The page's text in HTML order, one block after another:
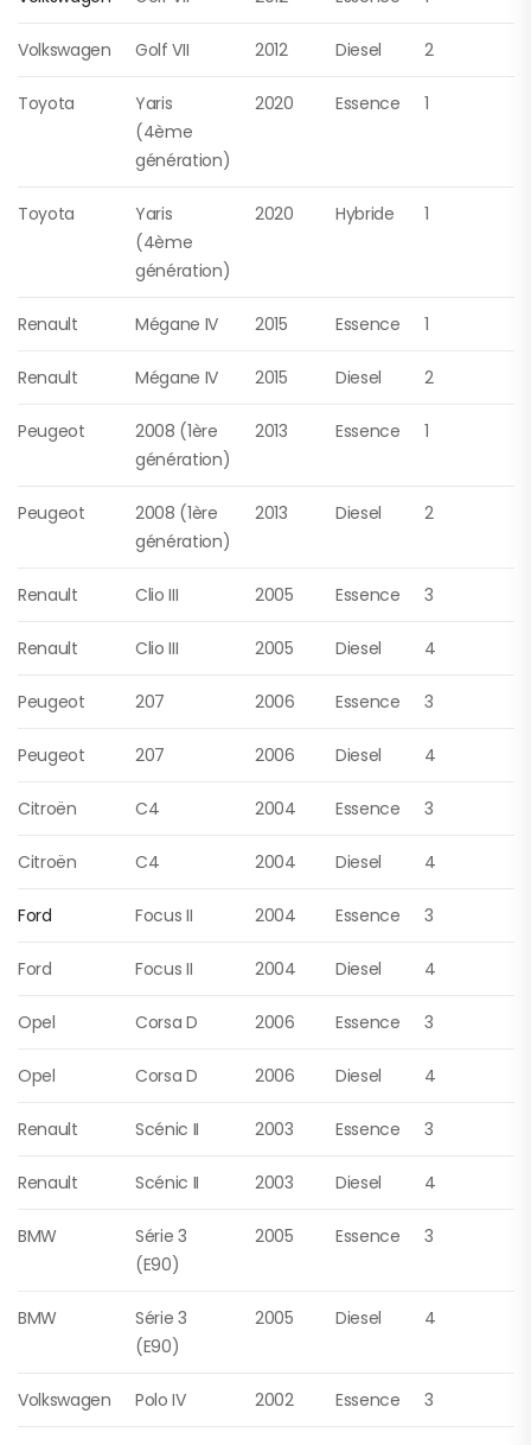
Volkswagen Golf VII 2012 Diesel 2
Toyota
Yaris
(4ème
génération)
2020 Essence 1
Toyota
Yaris
(4ème
génération)
2020 Hybride 1
Renault Mégane IV 2015 Essence 1
Renault Mégane IV 2015 Diesel 2
Peugeot
2008 (1ère
génération)
2013 Essence 1
Peugeot
2008 (1ère
génération)
2013 Diesel 2
Renault Clio III 2005 Essence 3
Renault Clio III 2005 Diesel 4
Peugeot 207 2006 Essence 3
Peugeot 207 2006 Diesel 4
Citroën C4 2004 Essence 3
Citroën C4 2004 Diesel 4
Ford Focus II 2004 Essence 3
Ford Focus II 2004 Diesel 4
Opel Corsa D 2006 Essence 3
Opel Corsa D 2006 Diesel 4
Renault Scénic II 2003 Essence 3
Renault Scénic II 2003 Diesel 4
BMW
Série 3
(E90)
2005 Essence 3
BMW
Série 3
(E90)
2005 Diesel 4
Volkswagen Polo IV 2002 Essence 3